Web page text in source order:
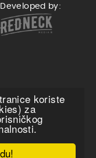
koriste
za
Developed by: